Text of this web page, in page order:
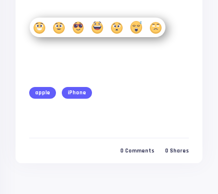
apple iPhone
0 Comments 0 Shares